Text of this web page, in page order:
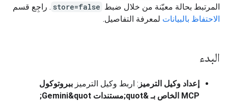
المرتبط بحالة معيّنة من خلال ضبط store=false . راجِع قسم
الاحتفاظ بالبيانات لمعرفة التفاصيل.
البدء
إعداد وكيل الترميز : اربط وكيل الترميز ببروتوكول
MCP الخاص بـ &quot;مستندات Gemini&quot;